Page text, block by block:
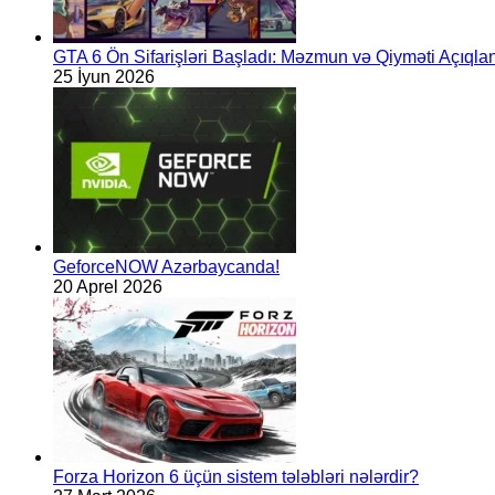
GTA 6 Ön Sifarişləri Başladı: Məzmun və Qiyməti
25 İyun 2026
GeforceNOW Azərbaycanda!
20 Aprel 2026
Forza Horizon 6 üçün sistem tələbləri nələrdir?